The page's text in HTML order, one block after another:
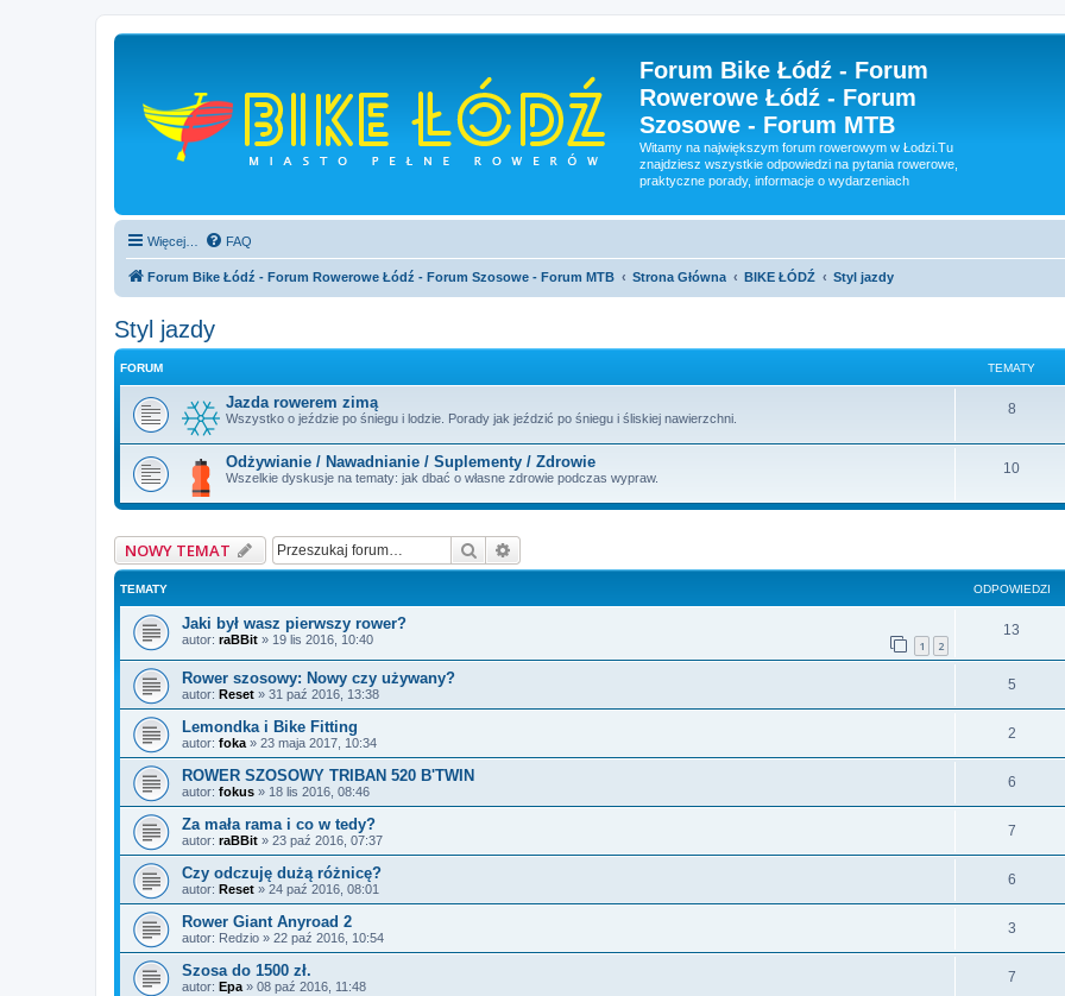
Forum Bike Łódź - Forum
Rowerowe Łódź - Forum
Szosowe - Forum MTB
Witamy na największym forum rowerowym w Łodzi.Tu
znajdziesz wszystkie odpowiedzi na pytania rowerowe,
praktyczne porady, informacje o wydarzeniach
Więcej… FAQ
Forum Bike Łódź - Forum Rowerowe Łódź - Forum Szosowe - Forum MTB Strona Główna BIKE ŁÓDŹ Styl jazdy
Styl jazdy
FORUM TEMATY
Jazda rowerem zimą
Wszystko o jeździe po śniegu i lodzie. Porady jak jeździć po śniegu i śliskiej nawierzchni.
8
Odżywianie / Nawadnianie / Suplementy / Zdrowie
Wszelkie dyskusje na tematy: jak dbać o własne zdrowie podczas wypraw.
10
NOWY TEMAT Szukaj
TEMATY ODPOWIEDZI
Jaki był wasz pierwszy rower?
autor: raBBit » 19 lis 2016, 10:40 1 2
13
Rower szosowy: Nowy czy używany?
autor: Reset » 31 paź 2016, 13:38
5
Lemondka i Bike Fitting
autor: foka » 23 maja 2017, 10:34
2
ROWER SZOSOWY TRIBAN 520 B'TWIN
autor: fokus » 18 lis 2016, 08:46
6
Za mała rama i co w tedy?
autor: raBBit » 23 paź 2016, 07:37
7
Czy odczuję dużą różnicę?
autor: Reset » 24 paź 2016, 08:01
6
Rower Giant Anyroad 2
autor: Redzio » 22 paź 2016, 10:54
3
Szosa do 1500 zł.
autor: Epa » 08 paź 2016, 11:48
7